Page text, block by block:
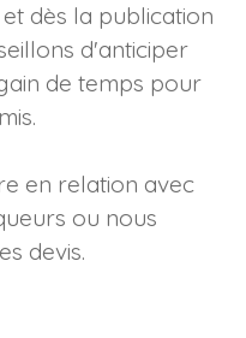
dès la publication
d'anticiper
de temps pour
en relation avec
ou nous
devis.